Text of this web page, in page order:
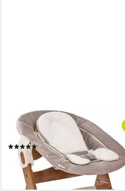
HAUCK
Hochstuhl Alpha Plus Walnut
Babystuhl ab Geburt inkl. Aufsatz für
(1)
179,90 € UVP209,70 €
-14%
lieferbar - in 2-3 Werktagen bei dir